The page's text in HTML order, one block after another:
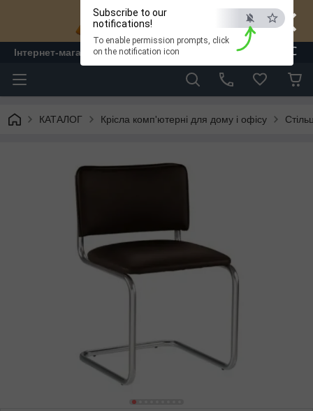
×
ESC
Subscribe to our
notifications!
To enable permission prompts, click
on the notification icon
Інтернет-магазин "ЛАМ" - меблі
КАТАЛОГ Крісла комп'ютерні для дому і офісу